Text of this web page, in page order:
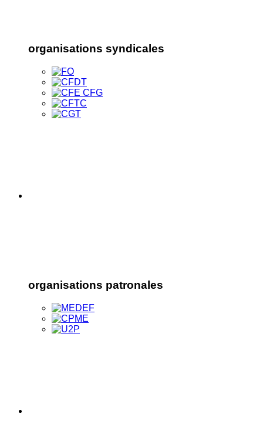
organisations syndicales
organisations patronales